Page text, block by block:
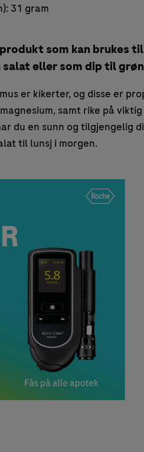
31 gram
som kan brukes
salat eller som dip til
er kikerter, og disse er
samt rike på
du en sunn og tilgjengelig
til lunsj i morgen.